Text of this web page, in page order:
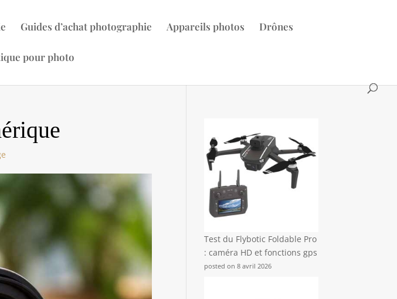
Guides d’achat photographie Appareils photos Drônes
pour photo
Test du Flybotic Foldable Pro
: caméra HD et fonctions gps
posted on 8 avril 2026